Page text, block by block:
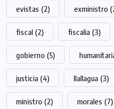
evistas (2) exministro
fiscal (2) fiscalia (3)
gobierno (5)
justicia (4) llallagua (3)
ministro (2) morales (7)